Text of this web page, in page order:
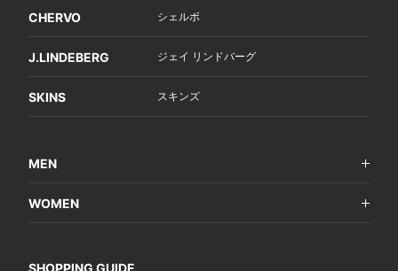
CHERVO シェルボ
J.LINDEBERG ジェイ リンドバーグ
SKINS スキンズ
MEN
WOMEN